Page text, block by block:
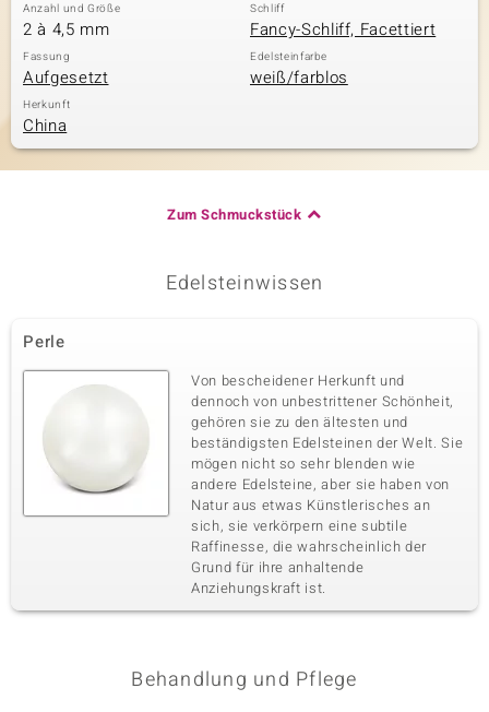
Anzahl und Größe
2 à 4,5 mm
Schliff
Fancy-Schliff, Facettiert
Fassung
Aufgesetzt
Edelsteinfarbe
weiß/farblos
Herkunft
China
Zum Schmuckstück
Edelsteinwissen
Perle
Von bescheidener Herkunft und
dennoch von unbestrittener Schönheit,
gehören sie zu den ältesten und
beständigsten Edelsteinen der Welt. Sie
mögen nicht so sehr blenden wie
andere Edelsteine, aber sie haben von
Natur aus etwas Künstlerisches an
sich, sie verkörpern eine subtile
Raffinesse, die wahrscheinlich der
Grund für ihre anhaltende
Anziehungskraft ist.
Behandlung und Pflege